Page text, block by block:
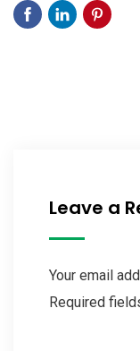
Leave a
Your email
Required